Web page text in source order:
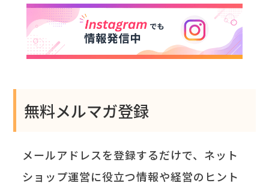
無料メルマガ登録
メールアドレスを登録するだけで、ネット
ショップ運営に役立つ情報や経営のヒント